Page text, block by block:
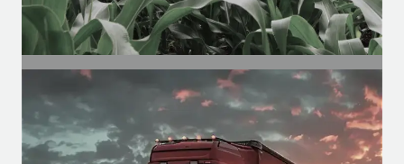
SEGMENTO
Agrícola